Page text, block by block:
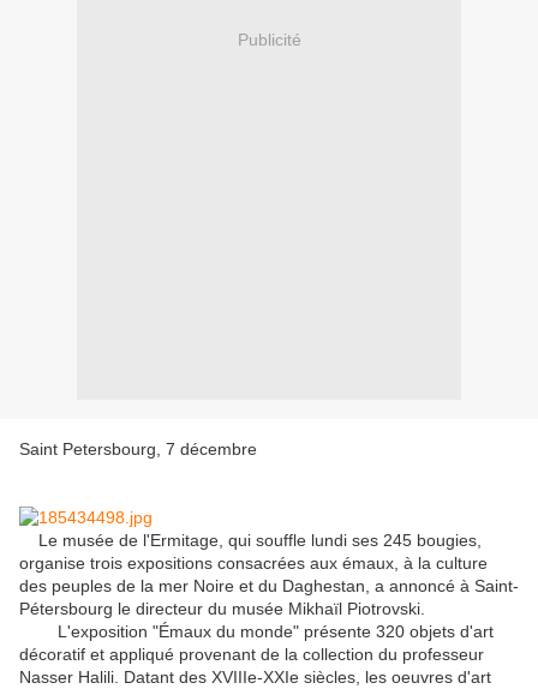
Publicité
Saint Petersbourg, 7 décembre
Le musée de l'Ermitage, qui souffle lundi ses 245 bougies,
organise trois expositions consacrées aux émaux, à la culture
des peuples de la mer Noire et du Daghestan, a annoncé à Saint-
Pétersbourg le directeur du musée Mikhaïl Piotrovski.
L'exposition "Émaux du monde" présente 320 objets d'art
décoratif et appliqué provenant de la collection du professeur
Nasser Halili. Datant des XVIIIe-XXIe siècles, les oeuvres d'art